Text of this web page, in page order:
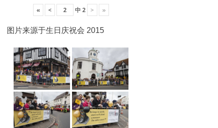
« < 中 2 > »
图片来源于生日庆祝会 2015